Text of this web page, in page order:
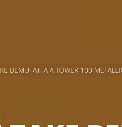
BEMUTATTA A TOWER 100